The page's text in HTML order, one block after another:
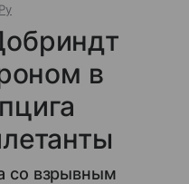
в
со взрывным